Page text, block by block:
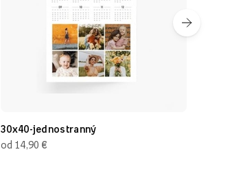
30x40-jednostranný
od 14,90 €